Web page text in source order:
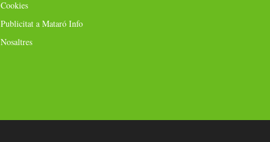
Cookies
Publicitat a Mataró Info
Nosaltres